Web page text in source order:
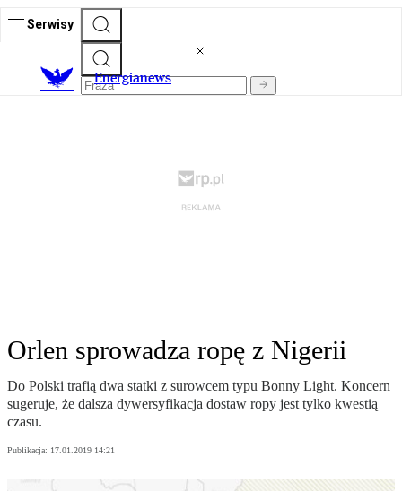
Serwisy
Energianews
Orlen sprowadza ropę z Nigerii
Do Polski trafią dwa statki z surowcem typu Bonny Light. Koncern
sugeruje, że dalsza dywersyfikacja dostaw ropy jest tylko kwestią
czasu.
Publikacja: 17.01.2019 14:21